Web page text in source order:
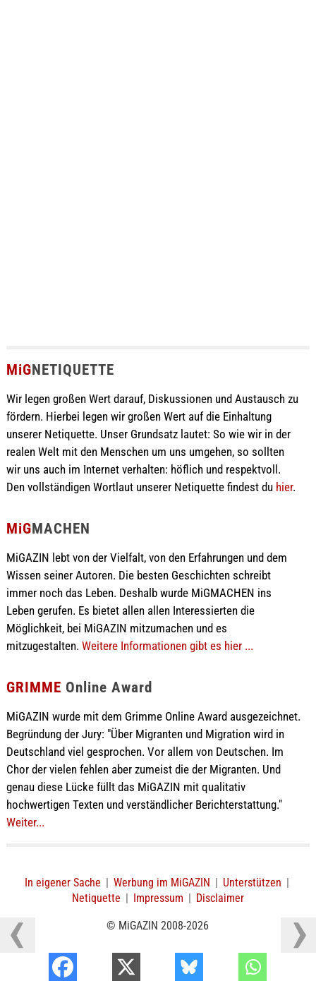
MiGNETIQUETTE
Wir legen großen Wert darauf, Diskussionen und Austausch zu
fördern. Hierbei legen wir großen Wert auf die Einhaltung
unserer Netiquette. Unser Grundsatz lautet: So wie wir in der
realen Welt mit den Menschen um uns umgehen, so sollten
wir uns auch im Internet verhalten: höflich und respektvoll.
Den vollständigen Wortlaut unserer Netiquette findest du hier.
MiGMACHEN
MiGAZIN lebt von der Vielfalt, von den Erfahrungen und dem
Wissen seiner Autoren. Die besten Geschichten schreibt
immer noch das Leben. Deshalb wurde MiGMACHEN ins
Leben gerufen. Es bietet allen allen Interessierten die
Möglichkeit, bei MiGAZIN mitzumachen und es
mitzugestalten. Weitere Informationen gibt es hier ...
GRIMME Online Award
MiGAZIN wurde mit dem Grimme Online Award ausgezeichnet.
Begründung der Jury: "Über Migranten und Migration wird in
Deutschland viel gesprochen. Vor allem von Deutschen. Im
Chor der vielen fehlen aber zumeist die der Migranten. Und
genau diese Lücke füllt das MiGAZIN mit qualitativ
hochwertigen Texten und verständlicher Berichterstattung."
Weiter...
In eigener Sache | Werbung im MiGAZIN | Unterstützen |
Netiquette | Impressum | Disclaimer
© MiGAZIN 2008-2026